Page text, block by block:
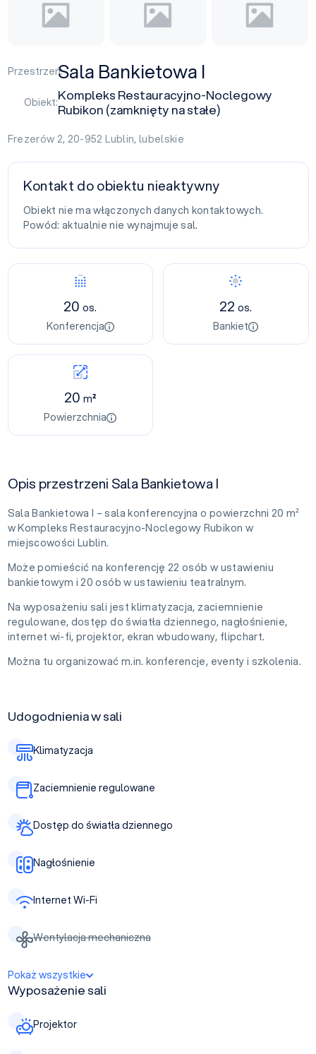
Przestrzeń:Sala Bankietowa I
Obiekt:Kompleks Restauracyjno-Noclegowy
Rubikon (zamknięty na stałe)
Frezerów 2, 20-952Lublin, lubelskie
20os.
Konferencja
22os.
Bankiet
20m²
Powierzchnia
Opis przestrzeni Sala Bankietowa I
Sala Bankietowa I – sala konferencyjna o powierzchni 20 m²
w Kompleks Restauracyjno-Noclegowy Rubikon w
miejscowości Lublin.
Może pomieścić na konferencję 22 osób w ustawieniu
bankietowym i 20 osób w ustawieniu teatralnym.
Na wyposażeniu sali jest klimatyzacja, zaciemnienie
regulowane, dostęp do światła dziennego, nagłośnienie,
internet wi-fi, projektor, ekran wbudowany, flipchart.
Można tu organizować m.in. konferencje, eventy i szkolenia.
Udogodnienia w sali
Klimatyzacja
Zaciemnienie regulowane
Dostęp do światła dziennego
Nagłośnienie
Internet Wi-Fi
Wentylacja mechaniczna
Pokaż wszystkie
Wyposażenie sali
Projektor
Kontakt do obiektu nieaktywny
Obiekt nie ma włączonych danych kontaktowych.
Powód: aktualnie nie wynajmuje sal.